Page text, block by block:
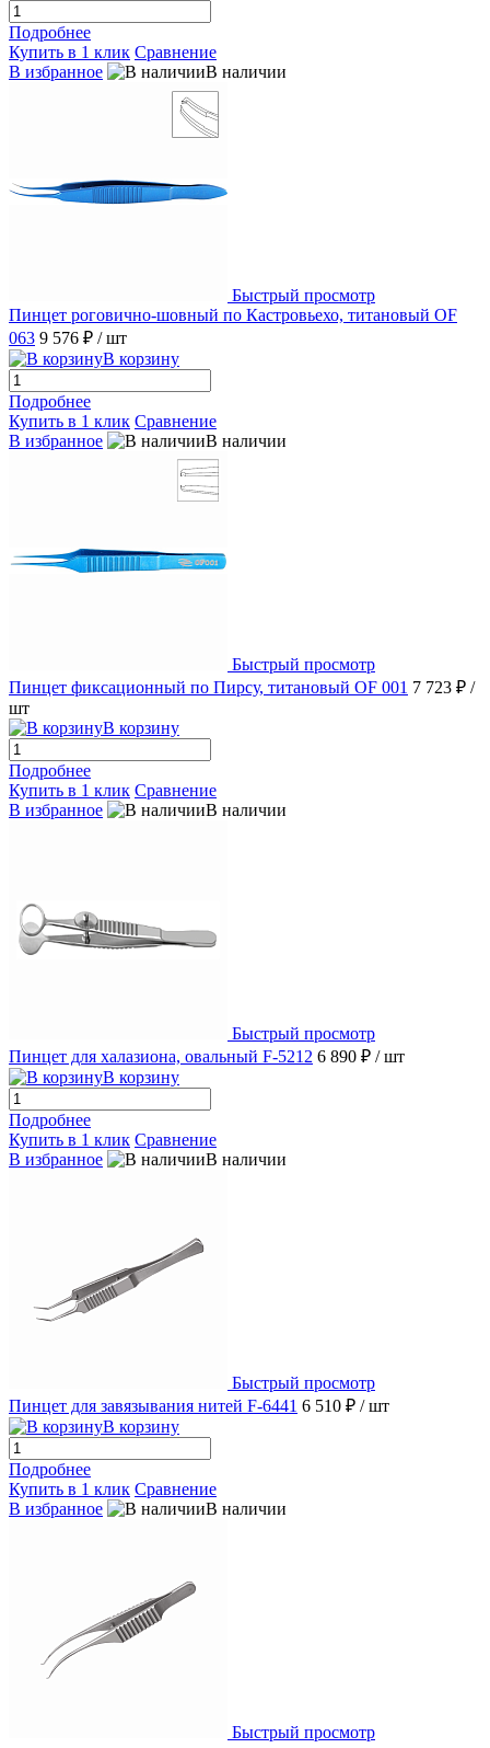
Подробнее
Купить в 1 клик Сравнение
В избранное
В наличии
Быстрый просмотр
Пинцет роговично-шовный по Кастровьехо, титановый OF
063 9 576 ₽ / шт
В корзину
Подробнее
Купить в 1 клик Сравнение
В избранное
В наличии
Быстрый просмотр
Пинцет фиксационный по Пирсу, титановый OF 001 7 723 ₽ /
шт
В корзину
Подробнее
Купить в 1 клик Сравнение
В избранное
В наличии
Быстрый просмотр
Пинцет для халазиона, овальный F-5212 6 890 ₽ / шт
В корзину
Подробнее
Купить в 1 клик Сравнение
В избранное
В наличии
Быстрый просмотр
Пинцет для завязывания нитей F-6441 6 510 ₽ / шт
В корзину
Подробнее
Купить в 1 клик Сравнение
В избранное
В наличии
Быстрый просмотр